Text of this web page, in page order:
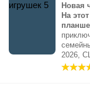
Новая
На
2026,